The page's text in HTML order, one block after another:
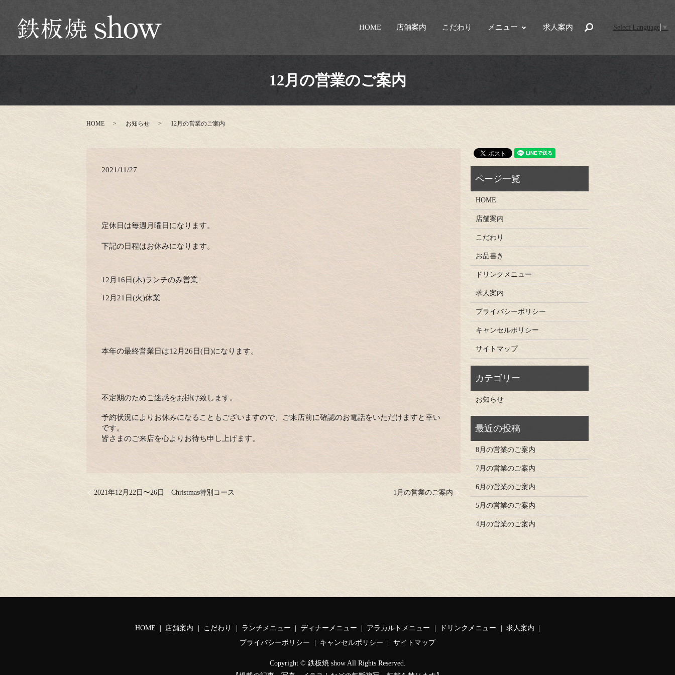
HOME 店舗案内 こだわり メニュー 求人案内 searchSelect Language ▼
12月の営業のご案内
HOME お知らせ 12月の営業のご案内
2021/11/27
定休日は毎週月曜日になります。
下記の日程はお休みになります。
12月16日(木)ランチのみ営業
12月21日(火)休業
本年の最終営業日は12月26日(日)になります。
不定期のためご迷惑をお掛け致します。
予約状況によりお休みになることもございますので、ご来店前に確認のお電話をいただけますと幸い
です。
皆さまのご来店を心よりお待ち申し上げます。
2021年12月22日〜26日 Christmas特別コース 1月の営業のご案内
HOME
店舗案内
こだわり
お品書き
ドリンクメニュー
求人案内
プライバシーポリシー
キャンセルポリシー
サイトマップ
お知らせ
8月の営業のご案内
7月の営業のご案内
6月の営業のご案内
5月の営業のご案内
4月の営業のご案内
HOME 店舗案内 こだわり ランチメニュー ディナーメニュー アラカルトメニュー ドリンクメニュー
求人案内
プライバシーポリシー
キャンセルポリシー サイトマップ
Copyright © 鉄板焼 show All Rights Reserved.